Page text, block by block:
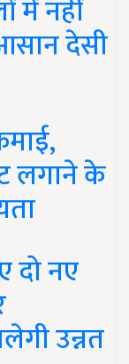
में नहीं
देसी
लगाने के
दो नए
उन्नत